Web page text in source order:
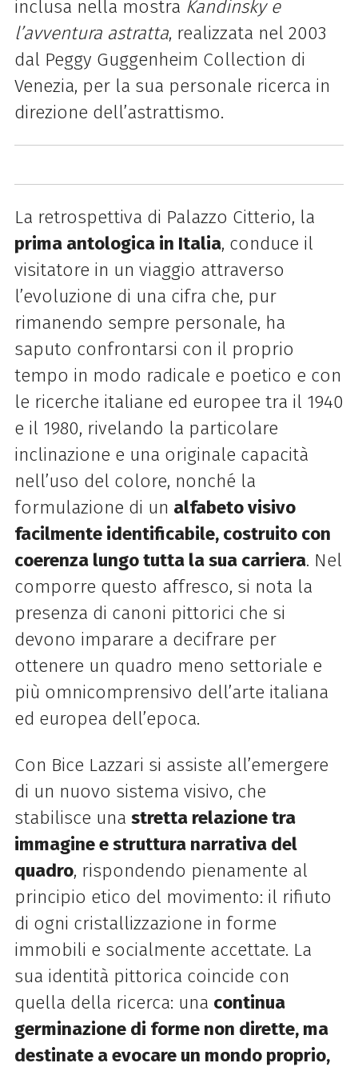
inclusa nella mostra Kandinsky e
l’avventura astratta, realizzata nel 2003
dal Peggy Guggenheim Collection di
Venezia, per la sua personale ricerca in
direzione dell’astrattismo.
La retrospettiva di Palazzo Citterio, la
prima antologica in Italia, conduce il
visitatore in un viaggio attraverso
l’evoluzione di una cifra che, pur
rimanendo sempre personale, ha
saputo confrontarsi con il proprio
tempo in modo radicale e poetico e con
le ricerche italiane ed europee tra il 1940
e il 1980, rivelando la particolare
inclinazione e una originale capacità
nell’uso del colore, nonché la
formulazione di un alfabeto visivo
facilmente identificabile, costruito con
coerenza lungo tutta la sua carriera. Nel
comporre questo affresco, si nota la
presenza di canoni pittorici che si
devono imparare a decifrare per
ottenere un quadro meno settoriale e
più omnicomprensivo dell’arte italiana
ed europea dell’epoca.
Con Bice Lazzari si assiste all’emergere
di un nuovo sistema visivo, che
stabilisce una stretta relazione tra
immagine e struttura narrativa del
quadro, rispondendo pienamente al
principio etico del movimento: il rifiuto
di ogni cristallizzazione in forme
immobili e socialmente accettate. La
sua identità pittorica coincide con
quella della ricerca: una continua
germinazione di forme non dirette, ma
destinate a evocare un mondo proprio,